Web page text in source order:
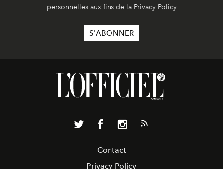
personnelles aux fins de la Privacy Policy
Contact
Privacy Policy